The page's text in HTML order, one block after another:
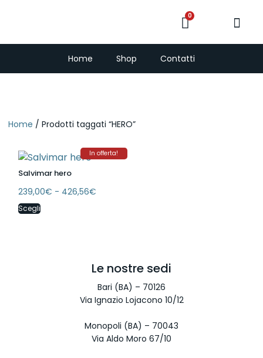
0
Home Shop Contatti
Home / Prodotti taggati “HERO”
In offerta!
Salvimar hero
239,00€ - 426,56€
Scegli
Le nostre sedi
Bari (BA) – 70126
Via Ignazio Lojacono 10/12
Monopoli (BA) – 70043
Via Aldo Moro 67/10